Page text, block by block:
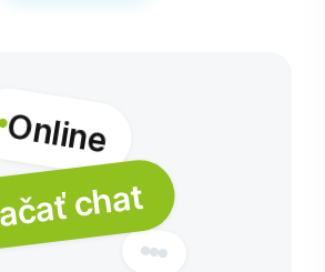
Online
chat